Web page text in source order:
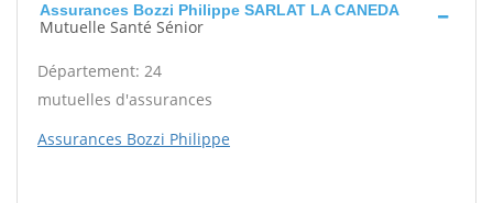
Assurances Bozzi Philippe SARLAT LA CANEDA
Mutuelle Santé Sénior
Département: 24
mutuelles d'assurances
Assurances Bozzi Philippe